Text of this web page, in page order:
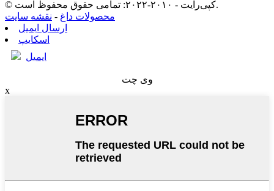
© کپی‌رایت - ۲۰۱۰-۲۰۲۲: تمامی حقوق محفوظ است.
محصولات داغ - نقشه سایت
ارسال ایمیل
اسکایپ
ایمیل
وی چت
x